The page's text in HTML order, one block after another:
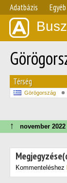
Adatbázis
Térség
Görögország
↑ november 2022
Kommenteléshez